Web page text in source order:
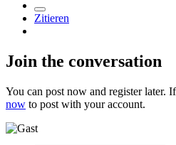
Zitieren
Join the conversation
You can post now and register later.
now to post with your account.